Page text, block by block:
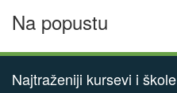
Na popustu
Najtraženiji kursevi i škole